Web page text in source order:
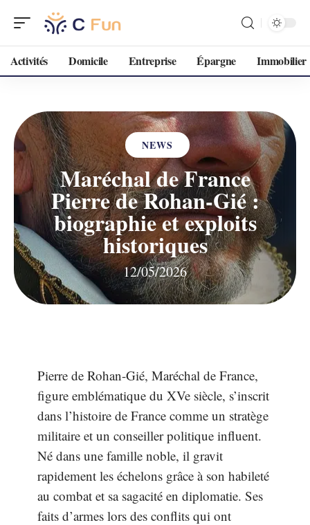
Activités Domicile Entreprise Épargne Immobilier
NEWS
Maréchal de France
Pierre de Rohan-Gié :
biographie et exploits
historiques
12/05/2026
Pierre de Rohan-Gié, Maréchal de France,
figure emblématique du XVe siècle, s’inscrit
dans l’histoire de France comme un stratège
militaire et un conseiller politique influent.
Né dans une famille noble, il gravit
rapidement les échelons grâce à son habileté
au combat et sa sagacité en diplomatie. Ses
faits d’armes lors des conflits qui ont